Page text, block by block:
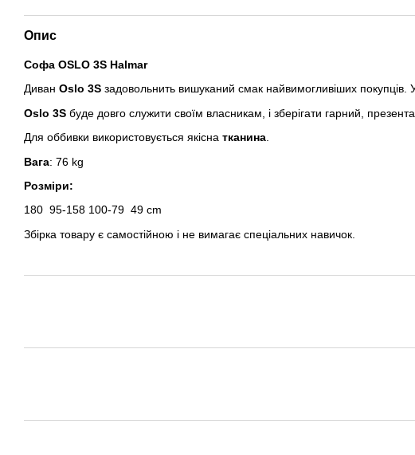
Опис
Софа OSLO 3S Halmar
Диван Oslo 3S задовольнить вишуканий смак найвимогливіших покупців.
Oslo 3S буде довго служити своїм власникам, і зберігати гарний,
Для оббивки використовується якісна тканина
Вага: 76 kg
Розміри:
180 95-158 100-79 49 cm
Збірка товару є самостійною і не вимагає спеціальних навичок.